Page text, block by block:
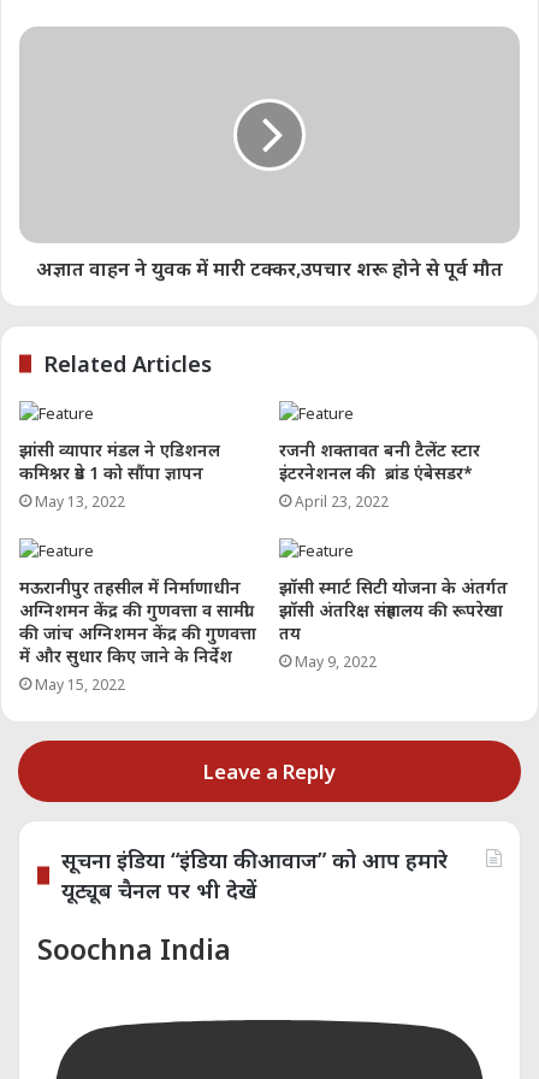
अज्ञात वाहन ने युवक में मारी टक्कर,उपचार शरू होने से पूर्व मौत
Related Articles
झांसी व्यापार मंडल ने एडिशनल
कमिश्नर ग्रेड 1 को सौंपा ज्ञापन
May 13, 2022
रजनी शक्तावत बनी टैलेंट स्टार
इंटरनेशनल की ब्रांड एंबेसडर*
April 23, 2022
मऊरानीपुर तहसील में निर्माणाधीन
अग्निशमन केंद्र की गुणवत्ता व सामग्री
की जांच अग्निशमन केंद्र की गुणवत्ता
में और सुधार किए जाने के निर्देश
May 15, 2022
झॉसी स्मार्ट सिटी योजना के अंतर्गत
झॉसी अंतरिक्ष संग्रहालय की रूपरेखा
तय
May 9, 2022
Leave a Reply
सूचना इंडिया “इंडिया की आवाज” को आप हमारे
यूट्यूब चैनल पर भी देखें
Soochna India